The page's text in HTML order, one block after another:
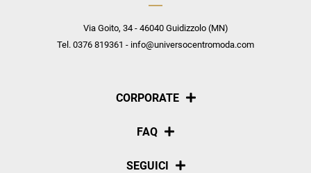
Via Goito, 34 - 46040 Guidizzolo (MN)
Tel. 0376 819361 - info@universocentromoda.com
CORPORATE
Chi siamo
FAQ
Pagamenti
SEGUICI